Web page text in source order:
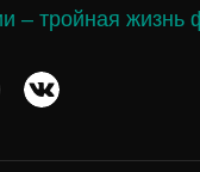
– тройная жизнь